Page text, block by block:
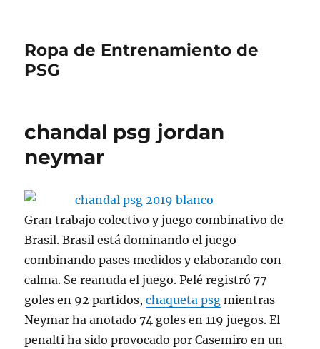
Ropa de Entrenamiento de
PSG
chandal psg jordan
neymar
Gran trabajo colectivo y juego combinativo de
Brasil. Brasil está dominando el juego
combinando pases medidos y elaborando con
calma. Se reanuda el juego. Pelé registró 77
goles en 92 partidos,chaqueta psg mientras
Neymar ha anotado 74 goles en 119 juegos. El
penalti ha sido provocado por Casemiro en un